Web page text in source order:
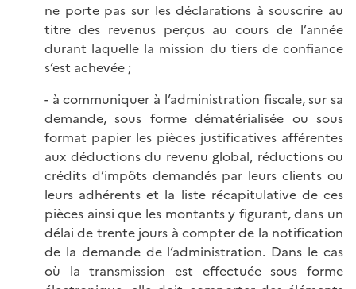
ne porte pas sur les déclarations à souscrire au
titre des revenus perçus au cours de l’année
durant laquelle la mission du tiers de confiance
s’est achevée ;
- à communiquer à l’administration fiscale, sur sa
demande, sous forme dématérialisée ou sous
format papier les pièces justificatives afférentes
aux déductions du revenu global, réductions ou
crédits d’impôts demandés par leurs clients ou
leurs adhérents et la liste récapitulative de ces
pièces ainsi que les montants y figurant, dans un
délai de trente jours à compter de la notification
de la demande de l’administration. Dans le cas
où la transmission est effectuée sous forme